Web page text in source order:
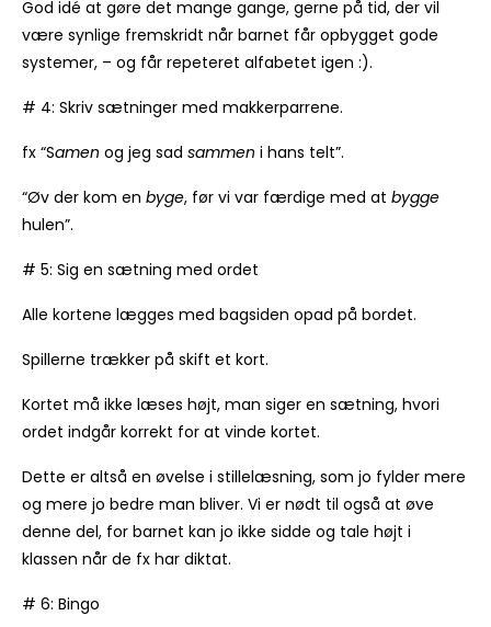
God idé at gøre det mange gange, gerne på tid, der vil
være synlige fremskridt når barnet får opbygget gode
systemer, – og får repeteret alfabetet igen :).
# 4: Skriv sætninger med makkerparrene.
fx “Samen og jeg sad sammen i hans telt”.
“Øv der kom en byge, før vi var færdige med at bygge
hulen”.
# 5: Sig en sætning med ordet
Alle kortene lægges med bagsiden opad på bordet.
Spillerne trækker på skift et kort.
Kortet må ikke læses højt, man siger en sætning, hvori
ordet indgår korrekt for at vinde kortet.
Dette er altså en øvelse i stillelæsning, som jo fylder mere
og mere jo bedre man bliver. Vi er nødt til også at øve
denne del, for barnet kan jo ikke sidde og tale højt i
klassen når de fx har diktat.
# 6: Bingo